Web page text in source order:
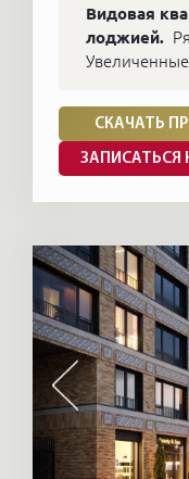
Видовая
лоджией.
СКАЧАТЬ
ЗАПИСАТЬСЯ